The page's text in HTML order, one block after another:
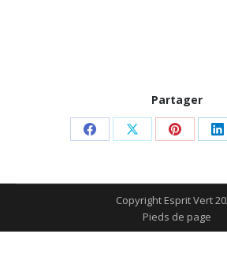
Partager
Partager
Facebook
Partager
X
Partager
Copyright Esprit Vert
Pieds de page